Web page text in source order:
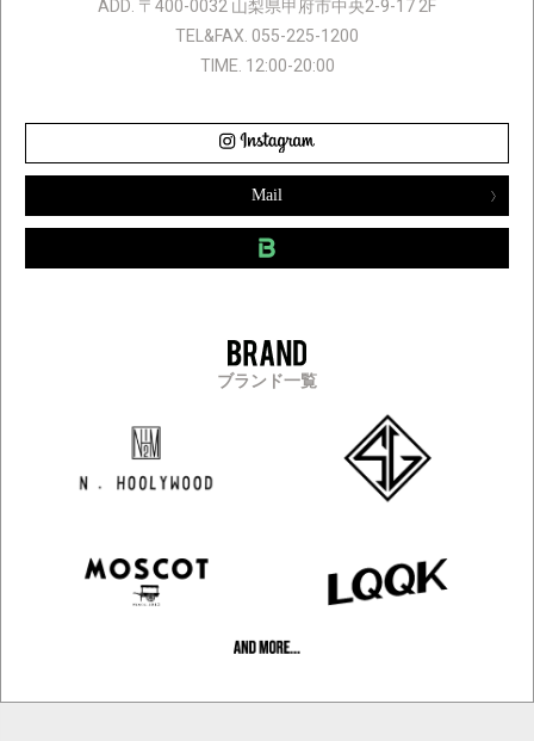
ADD. 〒400-0032 山梨県甲府市中央2-9-17 2F
TEL&FAX. 055-225-1200
TIME. 12:00-20:00
Mail
ブランド一覧